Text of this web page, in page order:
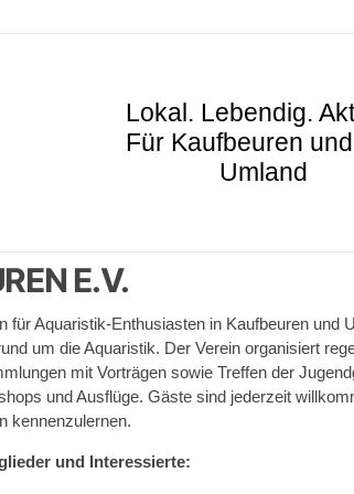
Lokal. Lebendig.
Für Kaufbeuren
Umland
E.V.
für Aquaristik-Enthusiasten in Kaufbeuren und
um die Aquaristik. Der Verein organisiert
mit Vorträgen sowie Treffen der
und Ausflüge. Gäste sind jederzeit
kennenzulernen.
und Interessierte:​